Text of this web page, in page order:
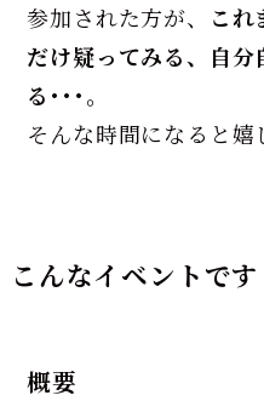
参加された方が、
これ
だけ疑ってみる、自
る･･･。
そんな時間になると嬉
こんなイベントです
概要